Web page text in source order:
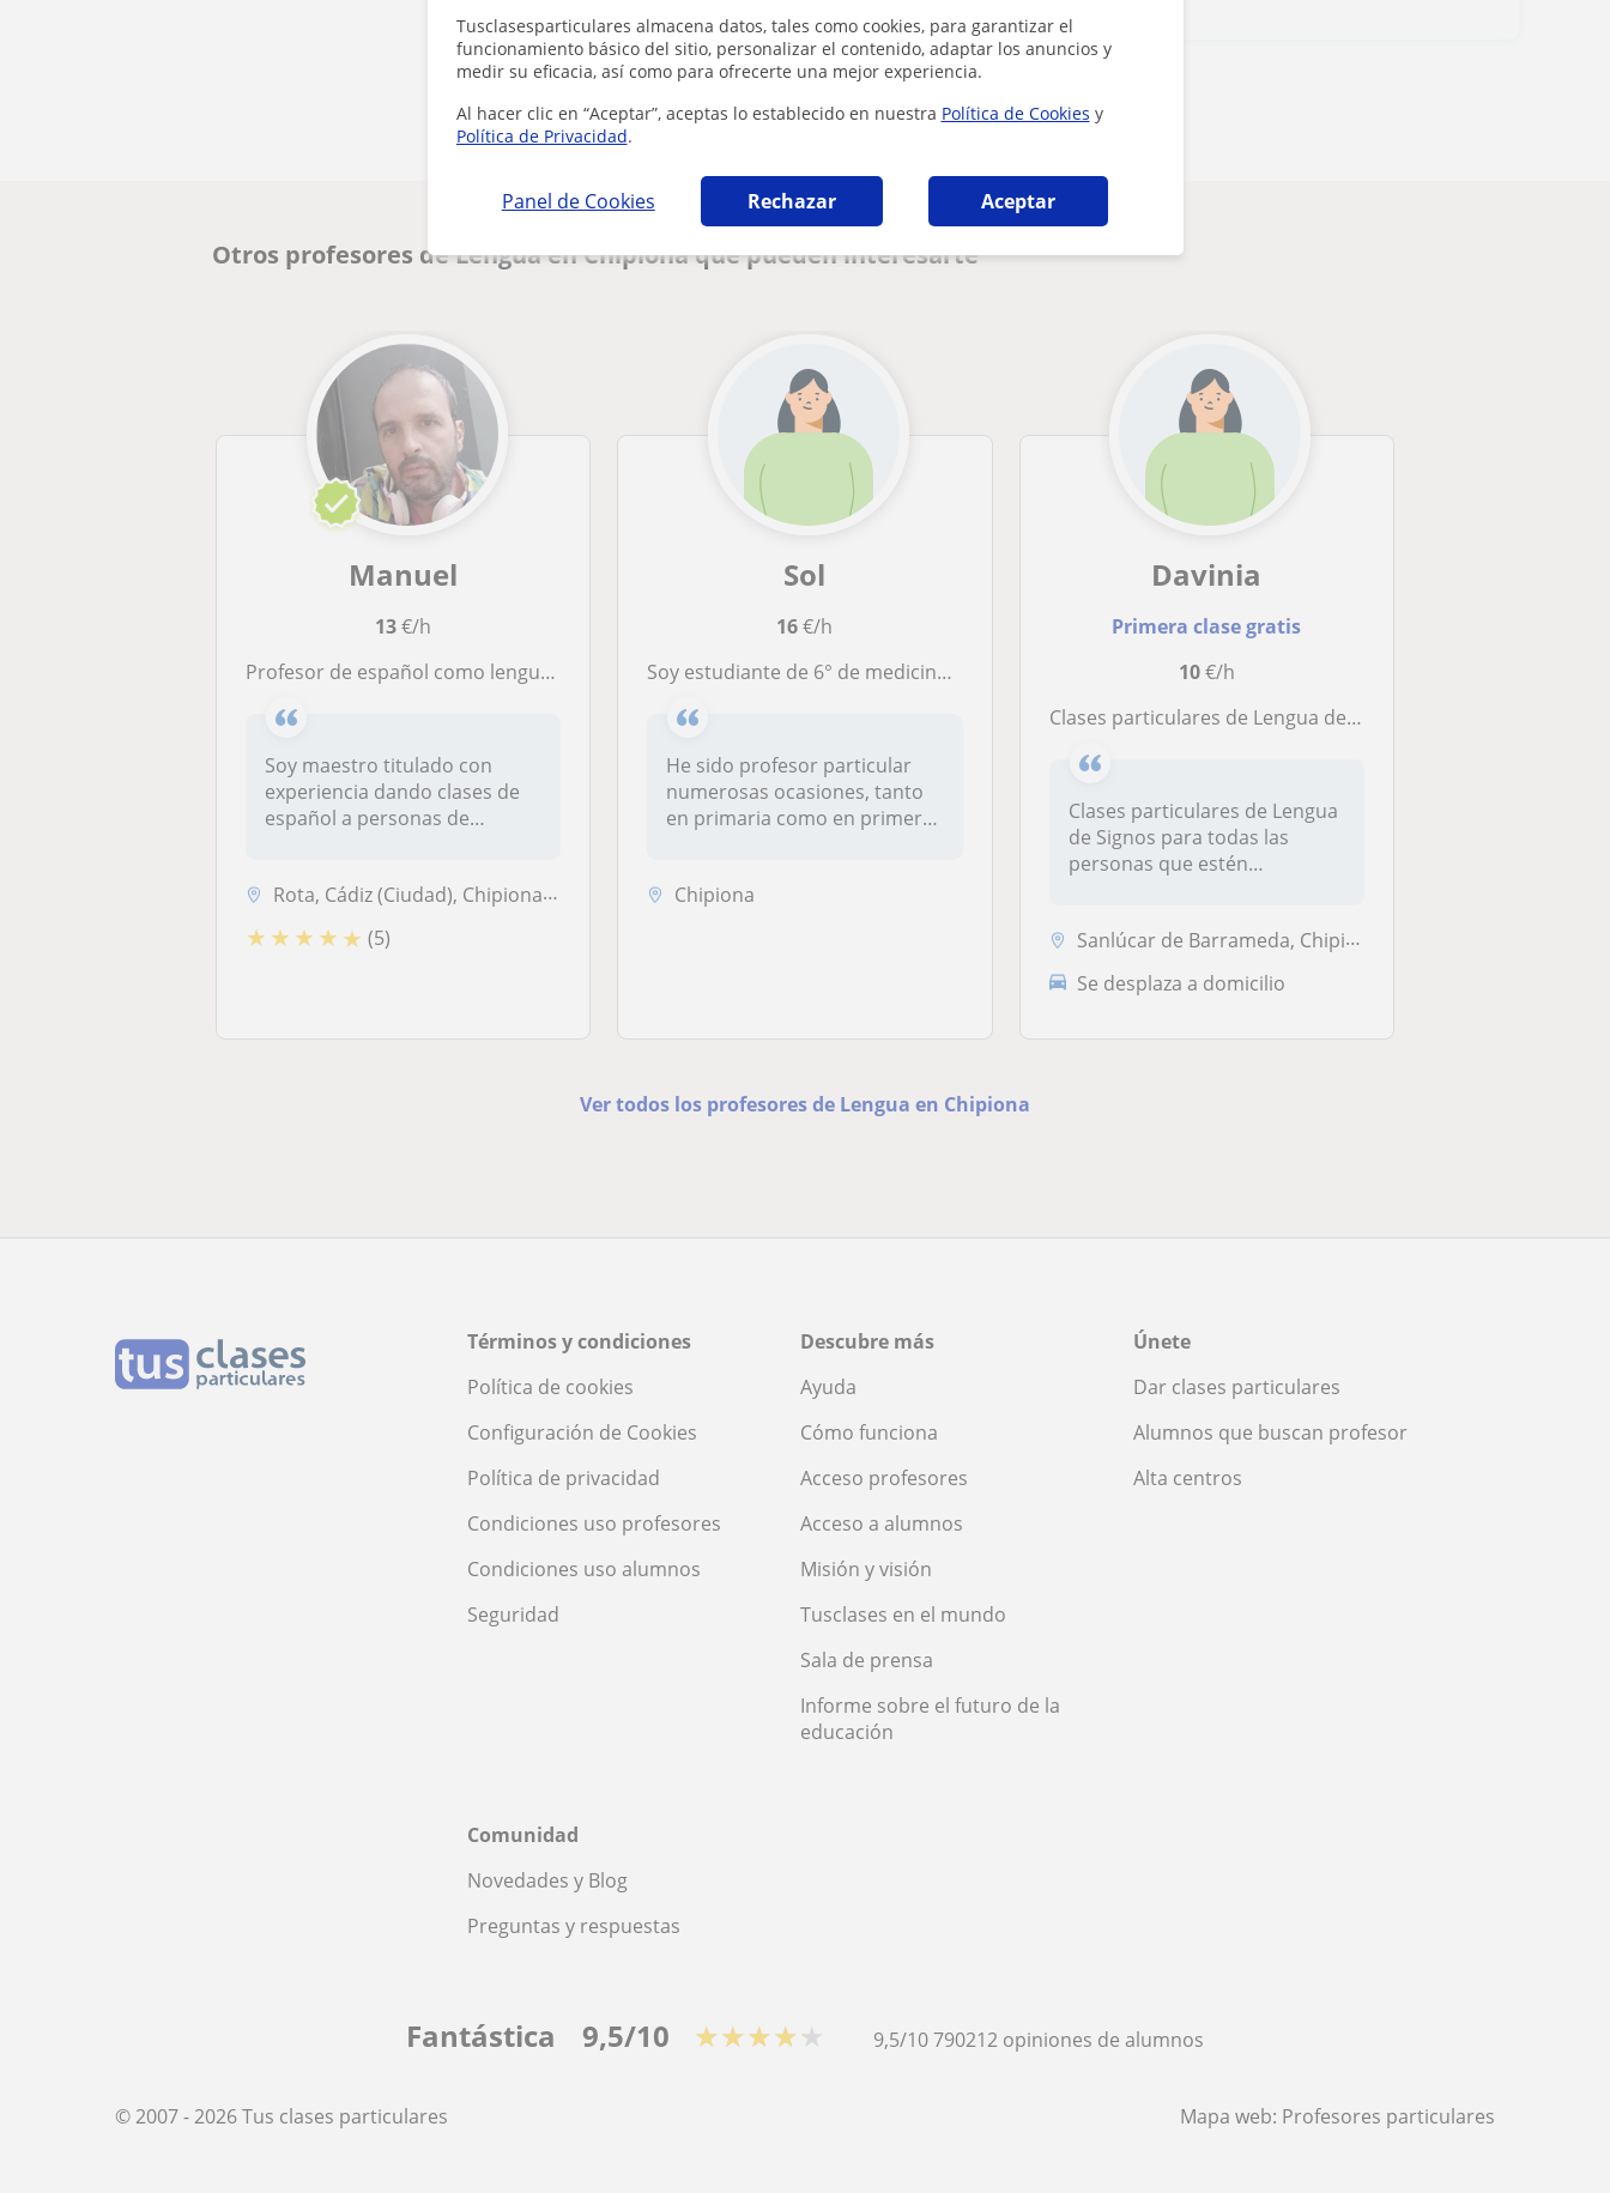
Tusclasesparticulares almacena datos, tales como cookies, para garantizar el
funcionamiento básico del sitio, personalizar el contenido, adaptar los anuncios y
medir su eficacia, así como para ofrecerte una mejor experiencia.
Al hacer clic en “Aceptar”, aceptas lo establecido en nuestra Política de Cookies y
Política de Privacidad.
Panel de Cookies Rechazar Aceptar
¿Hay algún error en este perfil?Cuéntanos
Otros profesores de Lengua en Chipiona que pueden interesarte
Manuel
13€/h
Profesor de español como lengua extranjera, titulado como maestro, doy clases a niños y adultos. Clases online y presenciales.
Soy maestro titulado con
experiencia dando clases de
español a personas de
Rota, Cádiz (Ciudad), Chipiona, El Puerto de Santa María, Jerez de la ...
★ ★ ★ ★ ★ (5)
Sol
16€/h
Soy estudiante de 6° de medicina. Doy clases particulares a primaria todos los cursos y 1° y 2° de ESO
He sido profesor particular
numerosas ocasiones, tanto
en primaria como en primero
Chipiona
Davinia
Primera clase gratis
10€/h
Clases particulares de Lengua de Signos
Clases particulares de Lengua
de Signos para todas las
personas que estén
Sanlúcar de Barrameda, Chipiona
Se desplaza a domicilio
Ver todos los profesores de Lengua en Chipiona
Términos y condiciones
Política de cookies
Configuración de Cookies
Política de privacidad
Condiciones uso profesores
Condiciones uso alumnos
Seguridad
Descubre más
Ayuda
Cómo funciona
Acceso profesores
Acceso a alumnos
Misión y visión
Tusclases en el mundo
Sala de prensa
Informe sobre el futuro de la
educación
Únete
Dar clases particulares
Alumnos que buscan profesor
Alta centros
Comunidad
Novedades y Blog
Preguntas y respuestas
Fantástica 9,5/10 ★★★★★ 9,5/10790212 opiniones de alumnos
© 2007 - 2026 Tus clases particulares Mapa web: Profesores particulares